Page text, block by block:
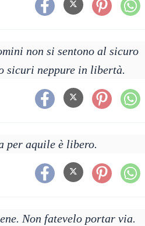
non si sentono al sicuro
sicuri neppure in libertà.
per aquile è libero.
Non fatevelo portar via.